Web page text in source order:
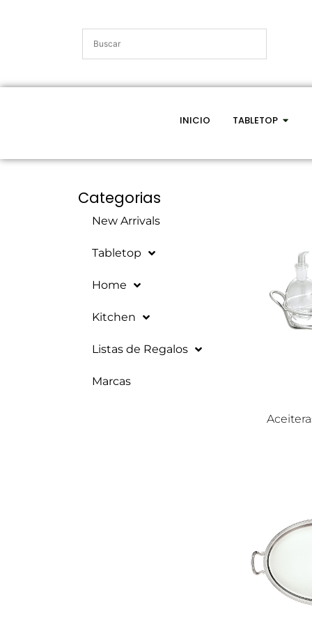
INICIO TABLETOP
Categorias
New Arrivals
Tabletop
Home
Kitchen
Listas de Regalos
Marcas